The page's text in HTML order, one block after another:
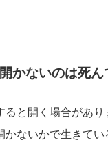
かないのは死ん
と開く場合があり
ないかで生きて